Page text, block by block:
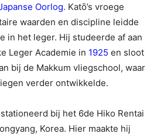
Oorlog. Katō’s vroege
waarden en discipline leidde
in het leger. Hij studeerde af aan
Leger Academie in 1925 en sloot
bij de Makkum vliegschool, waar
verder ontwikkelde.
bij het 6de Hiko Rentai
Korea. Hier maakte hij